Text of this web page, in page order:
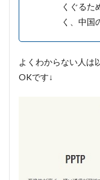
くぐるた
く、中国
よくわからない人は
OKです↓